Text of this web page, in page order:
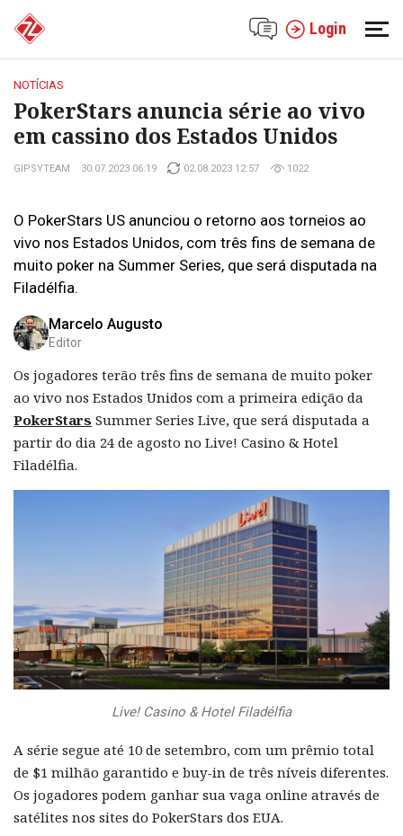
Login
NOTÍCIAS
PokerStars anuncia série ao vivo
em cassino dos Estados Unidos
GIPSYTEAM 30.07.2023 06:19 02.08.2023 12:57 1022
O PokerStars US anunciou o retorno aos torneios ao
vivo nos Estados Unidos, com três fins de semana de
muito poker na Summer Series, que será disputada na
Filadélfia.
Marcelo Augusto
Editor
Os jogadores terão três fins de semana de muito poker
ao vivo nos Estados Unidos com a primeira edição da
PokerStars Summer Series Live, que será disputada a
partir do dia 24 de agosto no Live! Casino & Hotel
Filadélfia.
Live! Casino & Hotel Filadélfia
A série segue até 10 de setembro, com um prêmio total
de $1 milhão garantido e buy-in de três níveis diferentes.
Os jogadores podem ganhar sua vaga online através de
satélites nos sites do PokerStars dos EUA.